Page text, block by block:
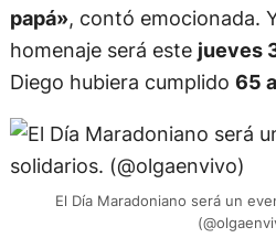
papá», contó emocionada.
homenaje será este jueves
Diego hubiera cumplido 65
El Día Maradoniano será un